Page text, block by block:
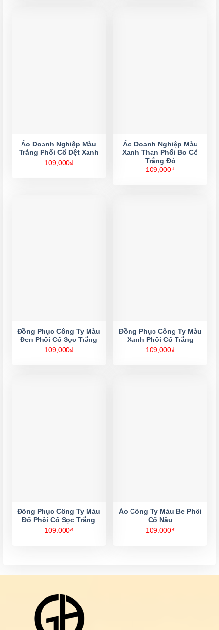
Áo Doanh Nghiệp Màu
Trắng Phối Cổ Dệt Xanh
109,000₫
Áo Doanh Nghiệp Màu
Xanh Than Phối Bo Cổ
Trắng Đỏ
109,000₫
Đồng Phục Công Ty Màu
Đen Phối Cổ Sọc Trắng
109,000₫
Đồng Phục Công Ty Màu
Xanh Phối Cổ Trắng
109,000₫
Đồng Phục Công Ty Màu
Đổ Phối Cổ Sọc Trắng
109,000₫
Áo Công Ty Màu Be Phối
Cổ Nâu
109,000₫